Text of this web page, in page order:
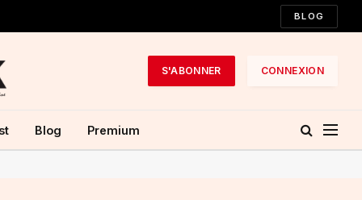
BLOG
S'ABONNER CONNEXION
Blog Premium